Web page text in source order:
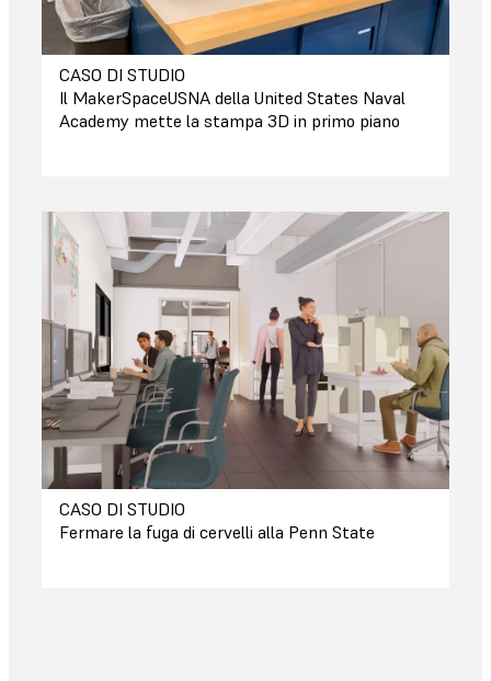
CASO DI STUDIO
Il MakerSpaceUSNA della United States Naval
Academy mette la stampa 3D in primo piano
CASO DI STUDIO
Fermare la fuga di cervelli alla Penn State